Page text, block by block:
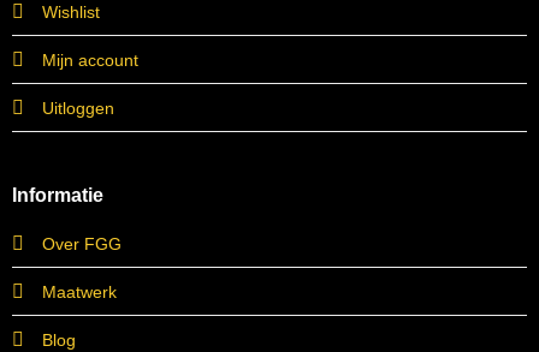
Wishlist
Mijn account
Uitloggen
Informatie
Over FGG
Maatwerk
Blog